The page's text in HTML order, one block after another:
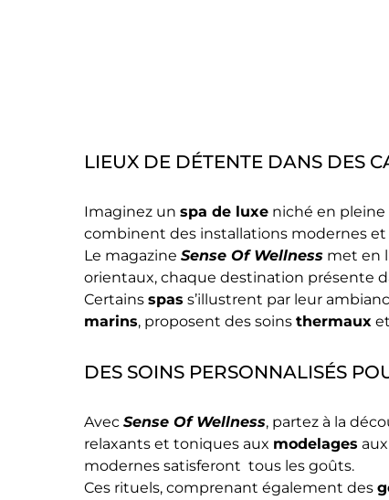
LIEUX DE DÉTENTE DANS DES
Imaginez un spa de luxe niché en
combinent des installations modernes
Le magazine Sense Of Wellness met en
orientaux, chaque destination présente
Certains spas s’illustrent par leur
marins, proposent des soins thermaux et
DES SOINS PERSONNALISÉS
Avec Sense Of Wellness, partez à la
relaxants et toniques aux modelages aux
modernes satisferont tous les goûts.
Ces rituels, comprenant également des